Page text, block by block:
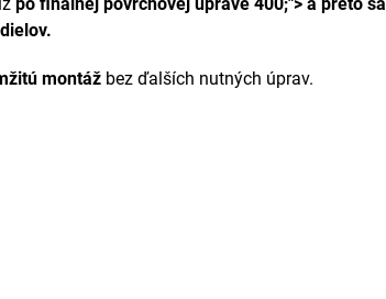
montáž bez ďalších nutných úprav.